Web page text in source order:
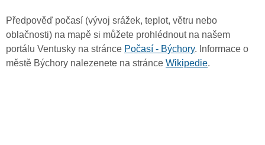
Předpověď počasí (vývoj srážek, teplot, větru nebo
oblačnosti) na mapě si můžete prohlédnout na našem
portálu Ventusky na stránce Počasí - Býchory. Informace o
městě Býchory nalezenete na stránce Wikipedie.